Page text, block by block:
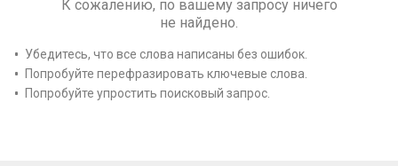
К сожалению, по вашему запросу ничего
не найдено.
Убедитесь, что все слова написаны без ошибок.
Попробуйте перефразировать ключевые слова.
Попробуйте упростить поисковый запрос.